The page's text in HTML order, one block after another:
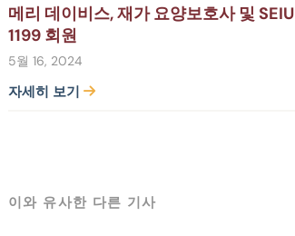
메리 데이비스, 재가 요양보호사 및 SEIU
1199 회원
5월 16, 2024
자세히 보기
이와 유사한 다른 기사